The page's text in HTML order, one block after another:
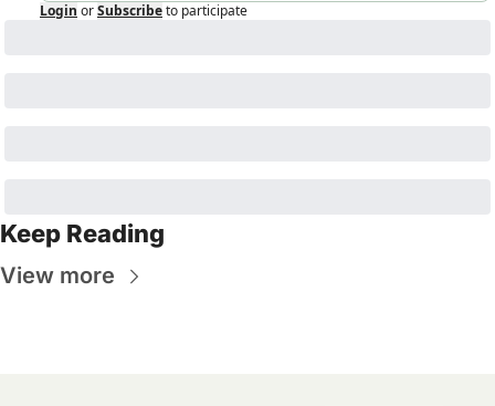
Login orSubscribeto participate
Keep Reading
View more